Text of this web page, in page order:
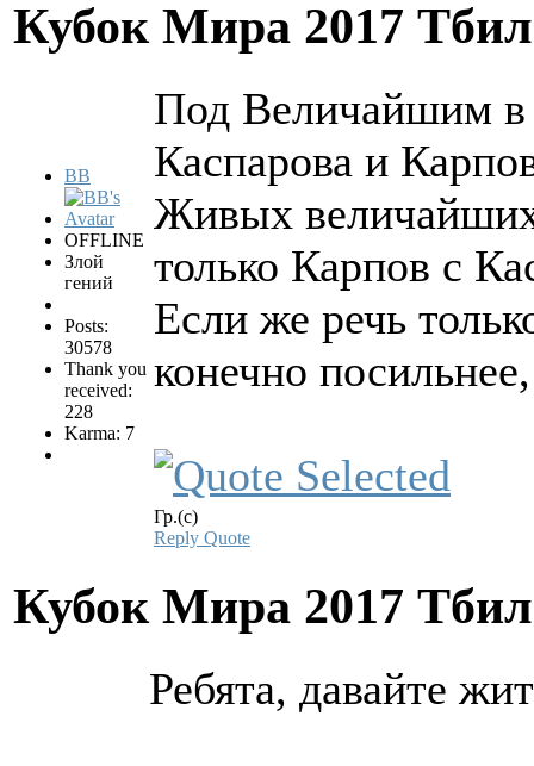
Кубок Мира 2017
BB
OFFLINE
Злой
гений
Posts:
30578
Thank you
received:
228
Karma: 7
Под Величайшим в
Каспарова и
Живых
только Карпов с
Если же речь
конечно
Гр.(с)
Reply Quote
Кубок Мира 2017
Ребята, давайте